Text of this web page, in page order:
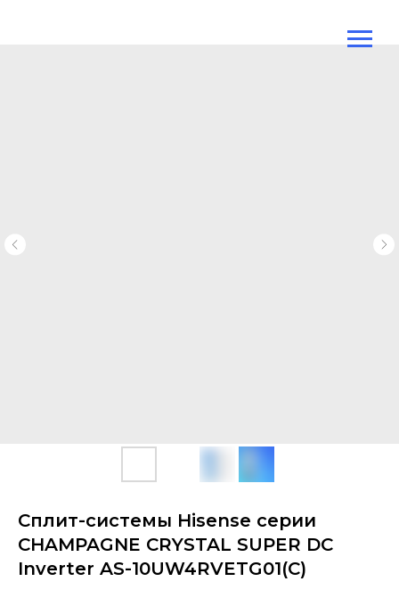
Сплит-системы Hisense серии
CHAMPAGNE CRYSTAL SUPER DC
Inverter AS-10UW4RVETG01(C)